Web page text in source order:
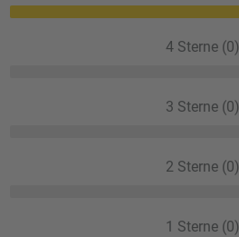
4 Sterne (0)
3 Sterne (0)
2 Sterne (0)
1 Sterne (0)